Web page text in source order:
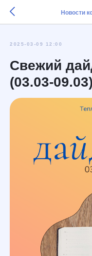
Новости
2025-03-09 12:00
Свежий
(03.03-09.03)